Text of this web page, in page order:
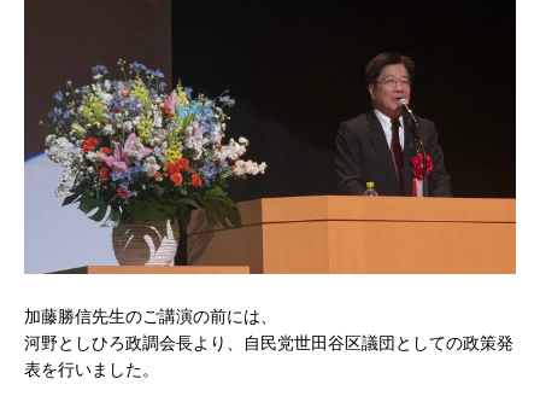
加藤勝信先生のご講演の前には、
河野としひろ政調会長より、自民党世田谷区議団としての政策発
表を行いました。